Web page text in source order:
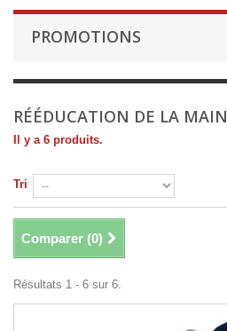
PROMOTIONS
RÉÉDUCATION DE LA MAIN
Il y a 6 produits.
Tri
Comparer (0)
Résultats 1 - 6 sur 6.